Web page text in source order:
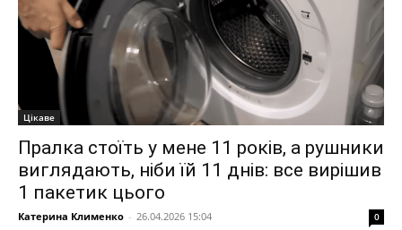
Цікаве
Пралка стоїть у мене 11 років, а рушники
виглядають, ніби їй 11 днів: все вирішив
1 пакетик цього
Катерина Клименко - 26.04.2026 15:04 0